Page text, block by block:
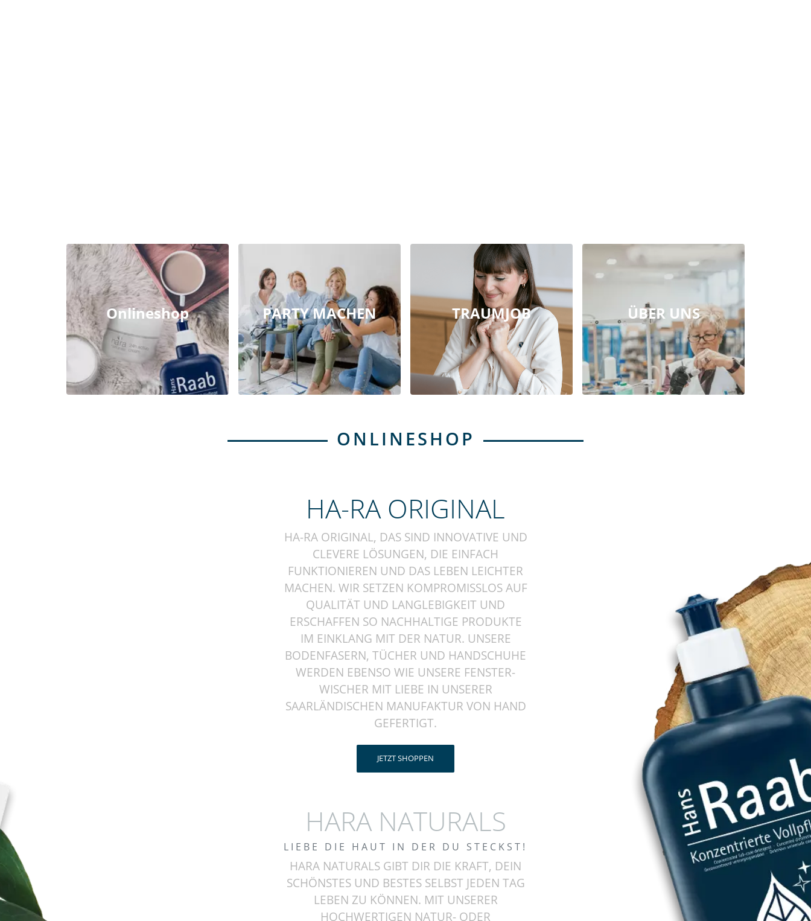
Onlineshop PARTY MACHEN TRAUMJOB ÜBER UNS
ONLINESHOP
HA-RA ORIGINAL
HA-RA ORIGINAL, DAS SIND INNOVATIVE UND
CLEVERE LÖSUNGEN, DIE EINFACH
FUNKTIONIEREN UND DAS LEBEN LEICHTER
MACHEN. WIR SETZEN KOMPROMISSLOS AUF
QUALITÄT UND LANGLEBIGKEIT UND
ERSCHAFFEN SO NACHHALTIGE PRODUKTE
IM EINKLANG MIT DER NATUR. UNSERE
BODENFASERN, TÜCHER UND HANDSCHUHE
WERDEN EBENSO WIE UNSERE FENSTER-
WISCHER MIT LIEBE IN UNSERER
SAARLÄNDISCHEN MANUFAKTUR VON HAND
GEFERTIGT.
JETZT SHOPPEN
HARA NATURALS
LIEBE DIE HAUT IN DER DU STECKST!
HARA NATURALS GIBT DIR DIE KRAFT, DEIN
SCHÖNSTES UND BESTES SELBST JEDEN TAG
LEBEN ZU KÖNNEN. MIT UNSERER
HOCHWERTIGEN NATUR- ODER